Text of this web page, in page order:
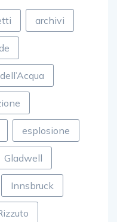
archivi
esplosione
Gladwell
Innsbruck